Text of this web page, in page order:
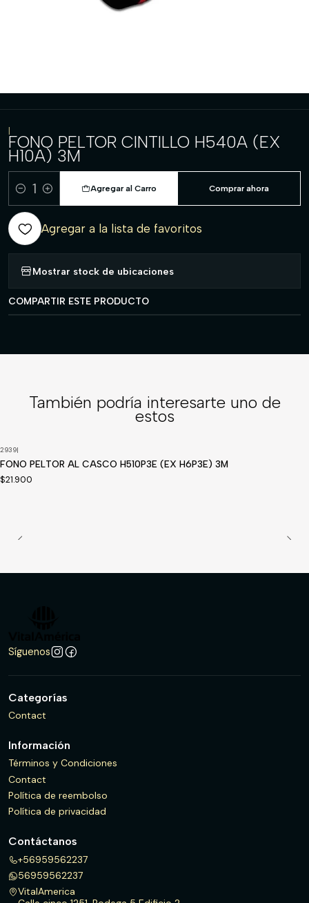
|
FONO PELTOR CINTILLO H540A (EX
H10A) 3M
Cantidad
Agregar al Carro Comprar ahora
Agregar a la lista de favoritos
Mostrar stock de ubicaciones
COMPARTIR ESTE PRODUCTO
También podría interesarte uno de
estos
2939|
FONO PELTOR AL CASCO H510P3E (EX H6P3E) 3M
$21.900
Síguenos
Categorías
Contact
Información
Términos y Condiciones
Contact
Política de reembolso
Política de privacidad
Contáctanos
+56959562237
56959562237
VitalAmerica